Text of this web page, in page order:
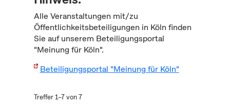
Alle Veranstaltungen mit/zu
Öffentlichkeitsbeteiligungen in Köln finden
Sie auf unserem Beteiligungsportal
"Meinung für Köln".
Beteiligungsportal "Meinung für Köln"
Treffer 1–7 von 7